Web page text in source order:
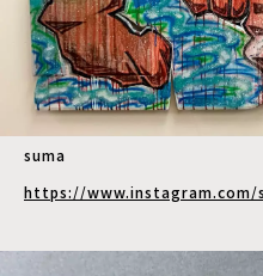
suma
https://www.instagram.com/